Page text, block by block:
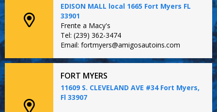
EDISON MALL local 1665 Fort Myers FL
33901
Frente a Macy's
Tel: (239) 362-3474
Email: fortmyers@amigosautoins.com
FORT MYERS
11609 S. CLEVELAND AVE #34 Fort Myers,
Fl 33907